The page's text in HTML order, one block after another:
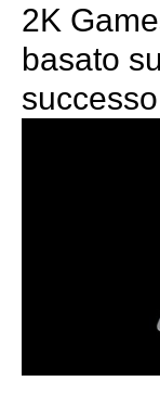
2K
basato
successo